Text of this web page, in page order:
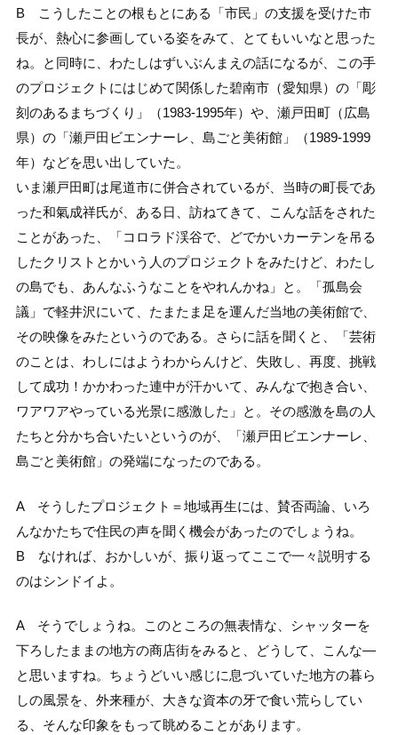
B こうしたことの根もとにある「市民」の支援を受けた市
長が、熱心に参画している姿をみて、とてもいいなと思った
ね。と同時に、わたしはずいぶんまえの話になるが、この手
のプロジェクトにはじめて関係した碧南市（愛知県）の「彫
刻のあるまちづくり」（1983-1995年）や、瀬戸田町（広島
県）の「瀬戸田ビエンナーレ、島ごと美術館」（1989-1999
年）などを思い出していた。
いま瀬戸田町は尾道市に併合されているが、当時の町長であ
った和氣成祥氏が、ある日、訪ねてきて、こんな話をされた
ことがあった、「コロラド渓谷で、どでかいカーテンを吊る
したクリストとかいう人のプロジェクトをみたけど、わたし
の島でも、あんなふうなことをやれんかね」と。「孤島会
議」で軽井沢にいて、たまたま足を運んだ当地の美術館で、
その映像をみたというのである。さらに話を聞くと、「芸術
のことは、わしにはようわからんけど、失敗し、再度、挑戦
して成功！かかわった連中が汗かいて、みんなで抱き合い、
ワアワアやっている光景に感激した」と。その感激を島の人
たちと分かち合いたいというのが、「瀬戸田ビエンナーレ、
島ごと美術館」の発端になったのである。
A そうしたプロジェクト＝地域再生には、賛否両論、いろ
んなかたちで住民の声を聞く機会があったのでしょうね。
B なければ、おかしいが、振り返ってここで一々説明する
のはシンドイよ。
A そうでしょうね。このところの無表情な、シャッターを
下ろしたままの地方の商店街をみると、どうして、こんな―
と思いますね。ちょうどいい感じに息づいていた地方の暮ら
しの風景を、外来種が、大きな資本の牙で食い荒らしてい
る、そんな印象をもって眺めることがあります。